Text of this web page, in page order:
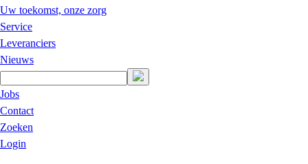
Uw toekomst, onze zorg
Service
Leveranciers
Nieuws
Jobs
Contact
Zoeken
Login